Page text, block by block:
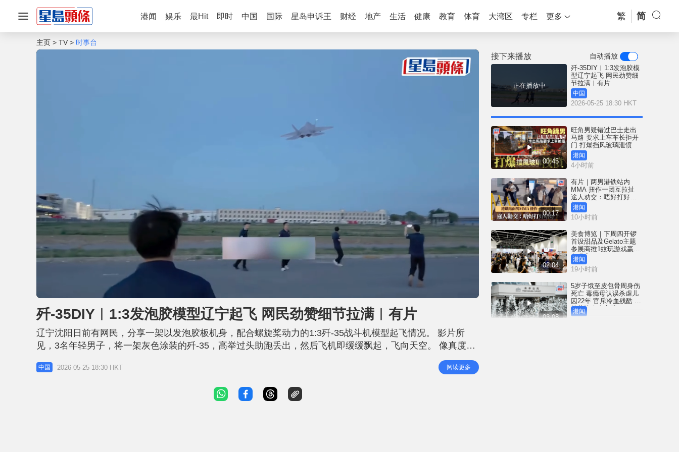
港闻 娱乐 最Hit 即时 中国 国际 星岛申诉王 财经 地产 生活 健康 教育 体育 大湾区 专栏 更多 繁 简
主页 TV 时事台
n
t
e
o
d
e
7
5
9
歼-35DIY︱1:3发泡胶模型辽宁起飞 网民劲赞细节拉满︱有片
辽宁沈阳日前有网民，分享一架以发泡胶板机身，配合螺旋桨动力的1:3歼-35战斗机模型起飞情况。 影片所
见，3名年轻男子，将一架灰色涂装的歼-35，高举过头助跑丢出，然后飞机即缓缓飘起，飞向天空。 像真度极
高的发泡胶歼-35的主翼和垂直尾翼，闪著灯号，不断在空中流畅飞行，时而直飞，时而转弯，之后再稳稳的降
落到「跑道」上。 影片3日间获1.1万转发、7万点赞，网民纷纷留言赞该架航空模型手工精细，细节感
中国 2026-05-25 18:30 HKT 阅读更多
接下来播放 自动播放
正在播放中
歼-35DIY︱1:3发泡胶模
型辽宁起飞 网民劲赞细
节拉满︱有片
中国
2026-05-25 18:30 HKT
00:45
旺角男疑错过巴士走出
马路 要求上车车长拒开
门 打爆挡风玻璃泄愤
港闻
4小时前
00:17
有片｜两男港铁站内
MMA 扭作一团互拉扯
途人劝交：唔好打好唔
好？
港闻
10小时前
02:04
美食博览｜下周四开锣
首设甜品及Gelato主题
参展商推1蚊玩游戏赢鲍
鱼吸客
港闻
19小时前
03:08
5岁子饿至皮包骨周身伤
死亡 毒瘾母认误杀虐儿
囚22年 官斥冷血残酷 案
件悲惨令人心碎
港闻